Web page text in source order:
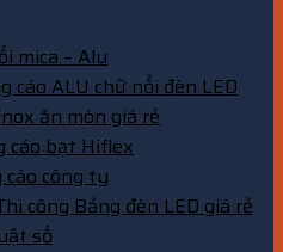
mica – Alu
cáo ALU chữ nổi đèn LED
ăn mòn giá rẻ
cáo bạt Hiflex
cáo công ty
công Bảng đèn LED giá rẻ
số